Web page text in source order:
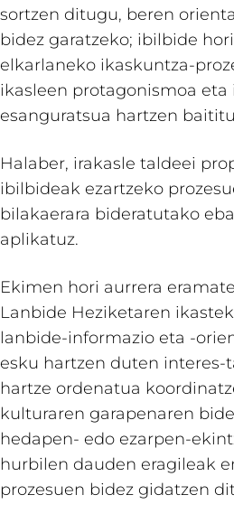
sortzen ditugu, beren
bidez garatzeko; ibilbide
elkarlaneko ikaskuntza-
ikasleen protagonismoa eta
esanguratsua hartzen
Halaber, irakasle taldeei
ibilbideak ezartzeko
bilakaerara bideratutako
aplikatuz.
Ekimen hori aurrera
Lanbide Heziketaren
lanbide-informazio eta -
esku hartzen duten
hartze ordenatua
kulturaren garapenaren
hedapen- edo ezarpen-
hurbilen dauden eragileak
prozesuen bidez gidatzen